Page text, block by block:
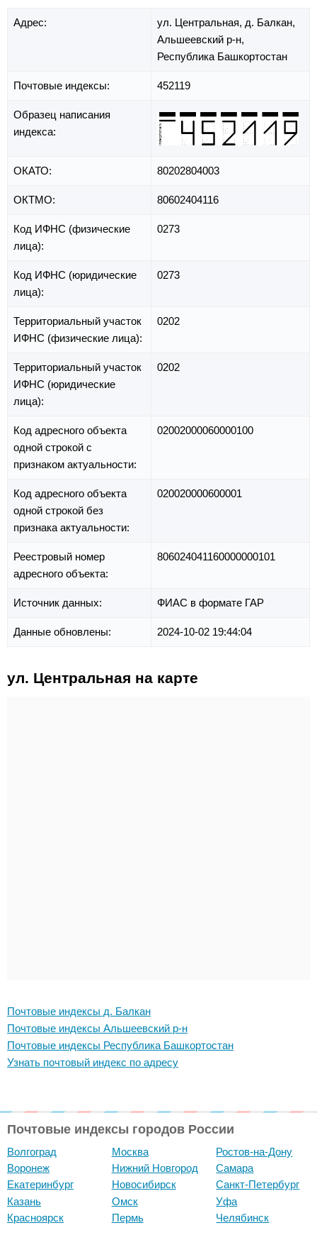
Адрес: ул. Центральная, д. Балкан,
Альшеевский р-н,
Республика Башкортостан
Почтовые индексы: 452119
Образец написания
индекса:
ОКАТО: 80202804003
ОКТМО: 80602404116
Код ИФНС (физические
лица):
0273
Код ИФНС (юридические
лица):
0273
Территориальный участок
ИФНС (физические лица):
0202
Территориальный участок
ИФНС (юридические
лица):
0202
Код адресного объекта
одной строкой с
признаком актуальности:
02002000060000100
Код адресного объекта
одной строкой без
признака актуальности:
020020000600001
Реестровый номер
адресного объекта:
806024041160000000101
Источник данных: ФИАС в формате ГАР
Данные обновлены: 2024-10-02 19:44:04
ул. Центральная на карте
Почтовые индексы д. Балкан
Почтовые индексы Альшеевский р-н
Почтовые индексы Республика Башкортостан
Узнать почтовый индекс по адресу
Почтовые индексы городов России
Волгоград
Воронеж
Екатеринбург
Казань
Красноярск
Москва
Нижний Новгород
Новосибирск
Омск
Пермь
Ростов-на-Дону
Самара
Санкт-Петербург
Уфа
Челябинск